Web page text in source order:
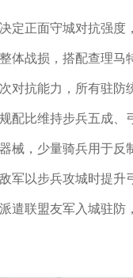
定正面守城对抗强
体战损，搭配查理
对抗能力，所有驻
配比维持步兵五成
械，少量骑兵用于
军以步兵攻城时提
遣联盟友军入城驻